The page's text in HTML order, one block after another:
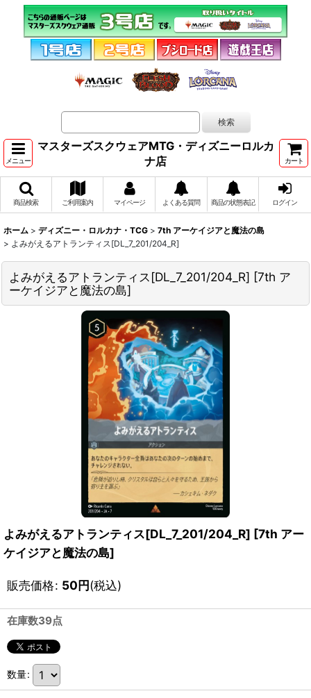
メニュー
マスターズスクウェアMTG・ディズニーロルカ
ナ店
カート
商品検索 ご利用案内 マイページ よくある質問 商品の状態表記 ログイン
ホーム > ディズニー・ロルカナ・TCG > 7th アーケイジアと魔法の島
> よみがえるアトランティス[DL_7_201/204_R]
よみがえるアトランティス[DL_7_201/204_R] [7th ア
ーケイジアと魔法の島]
よみがえるアトランティス[DL_7_201/204_R] [7th アー
ケイジアと魔法の島]
販売価格: 50円(税込)
在庫数39点
数量: